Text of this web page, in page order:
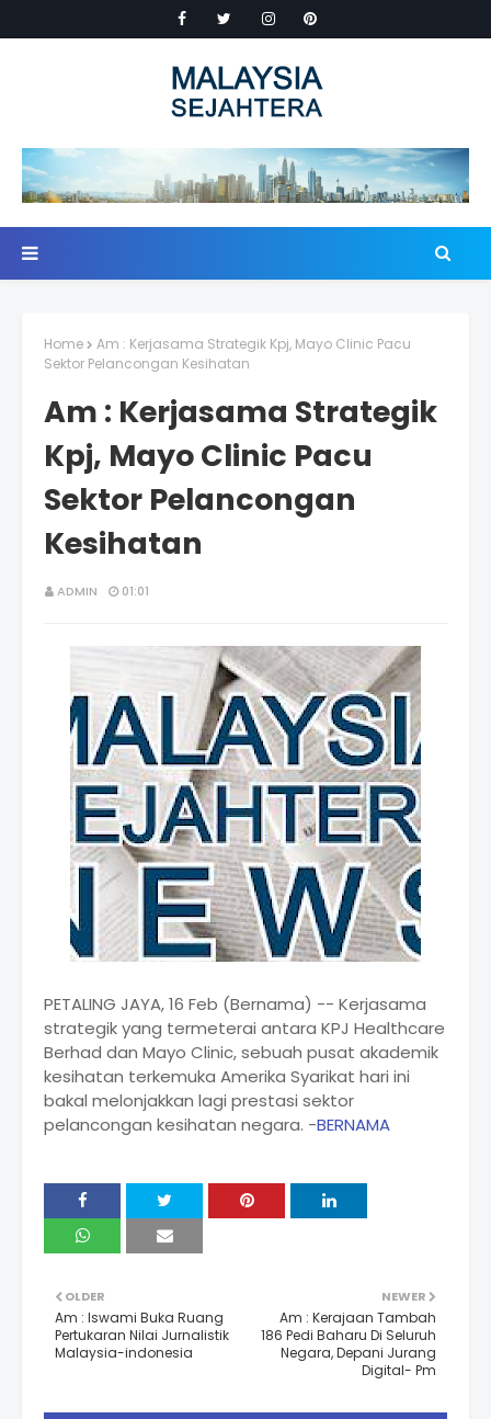
Home
Am : Kerjasama Strategik Kpj, Mayo Clinic Pacu
Sektor Pelancongan Kesihatan
Am : Kerjasama Strategik
Kpj, Mayo Clinic Pacu
Sektor Pelancongan
Kesihatan
ADMIN 01:01
PETALING JAYA, 16 Feb (Bernama) -- Kerjasama
strategik yang termeterai antara KPJ Healthcare
Berhad dan Mayo Clinic, sebuah pusat akademik
kesihatan terkemuka Amerika Syarikat hari ini
bakal melonjakkan lagi prestasi sektor
pelancongan kesihatan negara. -BERNAMA
NEWER
Am : Kerajaan Tambah
186 Pedi Baharu Di Seluruh
Negara, Depani Jurang
Digital- Pm
OLDER
Am : Iswami Buka Ruang
Pertukaran Nilai Jurnalistik
Malaysia-indonesia